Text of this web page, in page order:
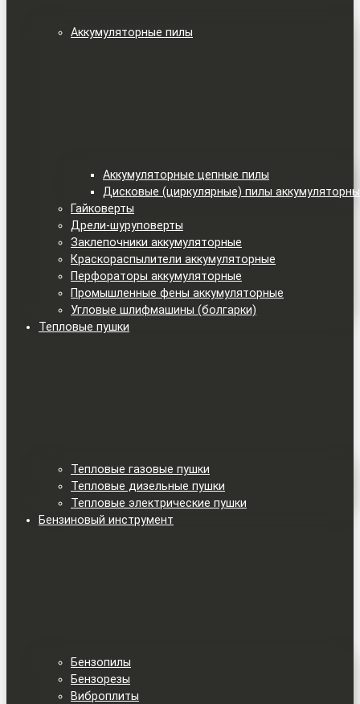
Аккумуляторные пилы
Аккумуляторные цепные пилы
Дисковые (циркулярные) пилы
Гайковерты
Дрели-шуруповерты
Заклепочники аккумуляторные
Краскораспылители аккумуляторные
Перфораторы аккумуляторные
Промышленные фены аккумуляторные
Угловые шлифмашины (болгарки)
Тепловые пушки
Тепловые газовые пушки
Тепловые дизельные пушки
Тепловые электрические пушки
Бензиновый инструмент
Бензопилы
Бензорезы
Виброплиты